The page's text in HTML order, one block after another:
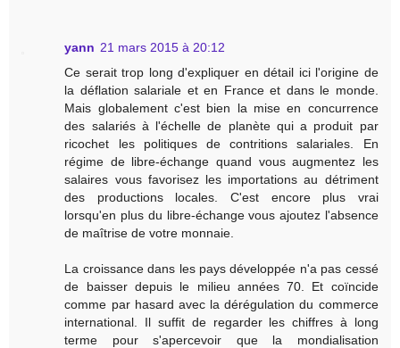
yann 21 mars 2015 à 20:12
Ce serait trop long d'expliquer en détail ici l'origine de
la déflation salariale et en France et dans le monde.
Mais globalement c'est bien la mise en concurrence
des salariés à l'échelle de planète qui a produit par
ricochet les politiques de contritions salariales. En
régime de libre-échange quand vous augmentez les
salaires vous favorisez les importations au détriment
des productions locales. C'est encore plus vrai
lorsqu'en plus du libre-échange vous ajoutez l'absence
de maîtrise de votre monnaie.
La croissance dans les pays développée n'a pas cessé
de baisser depuis le milieu années 70. Et coïncide
comme par hasard avec la dérégulation du commerce
international. Il suffit de regarder les chiffres à long
terme pour s'apercevoir que la mondialisation